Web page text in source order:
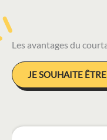
Les avantages du
JE SOUHAITE